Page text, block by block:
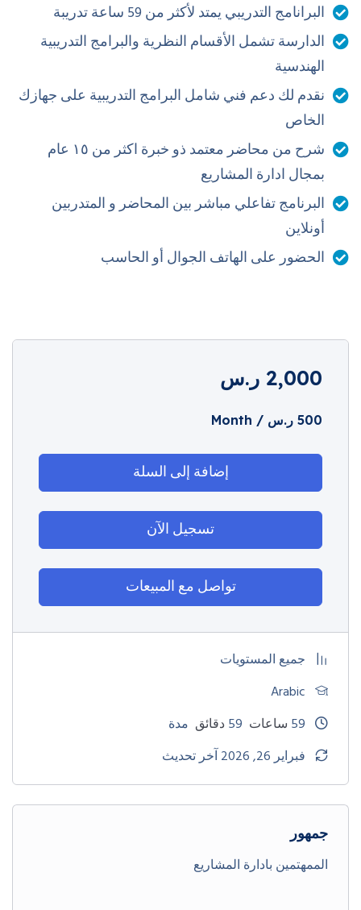
فهم دور مهندس الموقع والمهام والمسؤوليات والتنسيق بين
مختلف الأطراف
إدارة الموقع والتخطيط اليومي وتنظيم العمالة وحل المشكلات
الميدانية
الإشراف على التنفيذ وضبط الجودة وفق المعايير والمواصفات
المعتمدة
حساب الكميات والتعامل مع المقاولين والموردين
تطبيق السلامة المهنية وإدارة المخاطر داخل الموقع
تنمية مهارات التواصل مع المهندسين والعملاء والعمال
شرح عملي مدعوم بأمثلة تطبيقية ومواقف حقيقية من المواقع
الشهادات والاعتمادات
الرقم:
البرانامج التدريبي يمتد لأكثر من 59 ساعة تدريبة
الدارسة تشمل الأقسام النظرية والبرامج التدريبية
الهندسية
نقدم لك دعم فني شامل البرامج التدريبية على جهازك
الخاص
شرح من محاضر معتمد ذو خبرة اكثر من ١٥ عام
بمجال ادارة المشاريع
البرنامج تفاعلي مباشر بين المحاضر و المتدربين
أونلاين
الحضور على الهاتف الجوال أو الحاسب
2,000 ر.س
500 ر.س / Month
إضافة إلى السلة
تسجيل الآن
تواصل مع المبيعات
جميع المستويات
Arabic
59 ساعات دقائق مدة
فبراير 26, 2026 آخر تحديث
جمهور
الممهتمين بادارة المشاريع